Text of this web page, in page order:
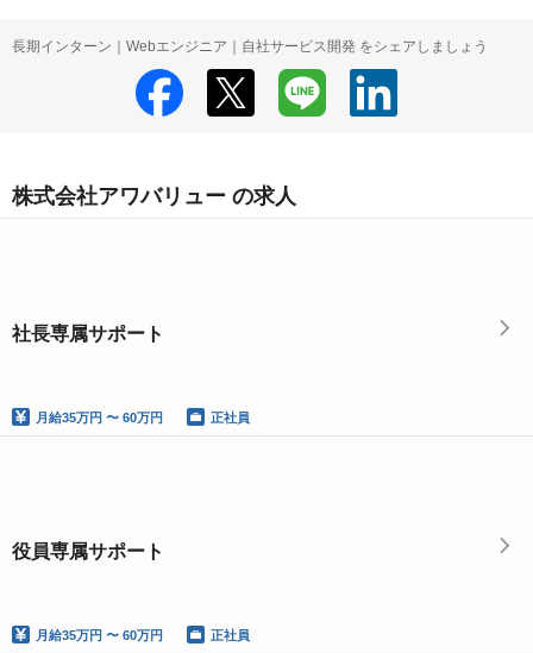
長期インターン｜Webエンジニア｜自社サービス開発 をシェアしましょう
株式会社アワバリュー の求人
社長専属サポート
月給35万円 〜 60万円 正社員
役員専属サポート
月給35万円 〜 60万円 正社員